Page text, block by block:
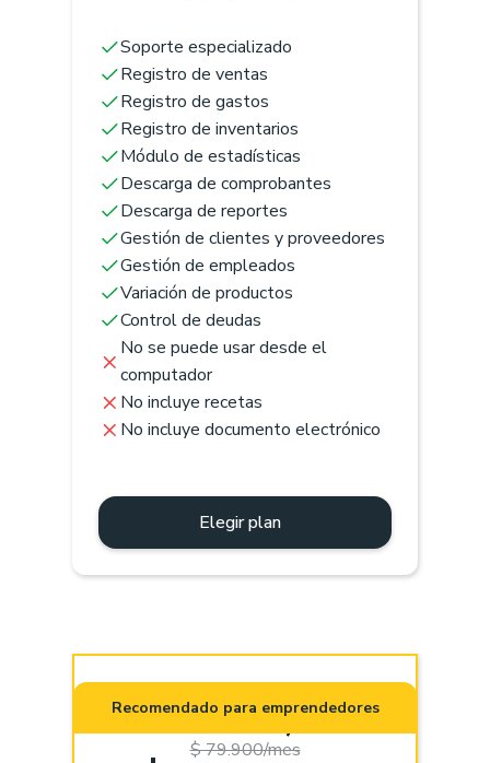
Soporte especializado
Registro de ventas
Registro de gastos
Registro de inventarios
Módulo de estadísticas
Descarga de comprobantes
Descarga de reportes
Gestión de clientes y proveedores
Gestión de empleados
Variación de productos
Control de deudas
No se puede usar desde el
computador
No incluye recetas
No incluye documento electrónico
Elegir plan
Pro (App +
Web)
$ 79.900/mes
Recomendado para emprendedores